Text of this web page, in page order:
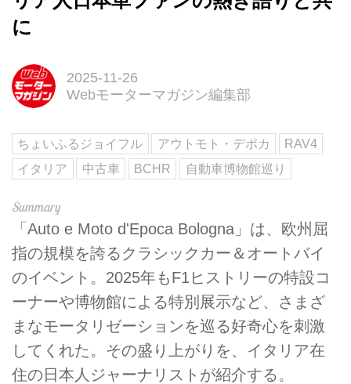
に
2025-11-26
Webモーターマガジン編集部
ちょいふるジョイフル アウトモト・デポカ
RAV4
イタリア
中古車 BCHR 自動車博物館巡り
「Auto e Moto d'Epoca Bologna」は、欧州屈
指の規模を誇るクラシックカー＆オートバイ
のイベント。2025年もF1ヒストリーの特設コ
ーナーや博物館による特別展示など、さまざ
まなモータリゼーションを巡る好奇心を刺激
してくれた。その盛り上がりを、イタリア在
住の日本人ジャーナリストが紹介する。